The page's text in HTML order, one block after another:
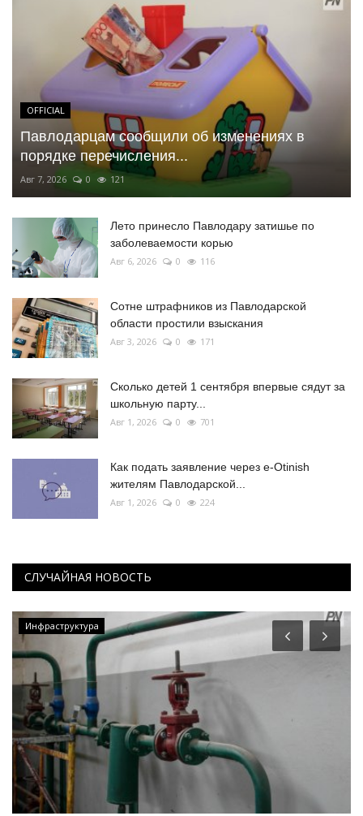
OFFICIAL
Павлодарцам сообщили об изменениях в
порядке перечисления...
Авг 7, 2026 0 121
Лето принесло Павлодару затишье по
заболеваемости корью
Авг 6, 2026 0 116
Сотне штрафников из Павлодарской
области простили взыскания
Авг 3, 2026 0 171
Сколько детей 1 сентября впервые сядут за
школьную парту...
Авг 1, 2026 0 701
Как подать заявление через e-Otinish
жителям Павлодарской...
Авг 1, 2026 0 224
СЛУЧАЙНАЯ НОВОСТЬ
Инфраструктура